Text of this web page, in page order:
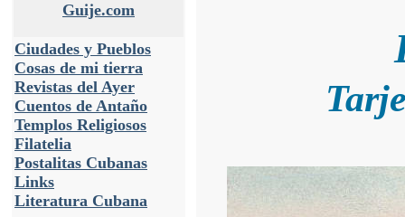
Guije.com
Ciudades y Pueblos
Cosas de mi tierra
Revistas del Ayer
Cuentos de Antaño
Templos Religiosos
Filatelia
Postalitas Cubanas
Links
Literatura Cubana